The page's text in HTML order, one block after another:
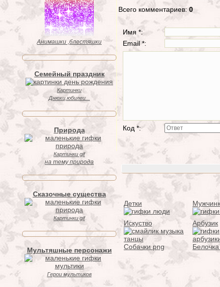
Анимашки ,блестяшки
Семейный праздник
Картинки
Днюхи,юбилеи...
Природа
Картинки gif
на тему природа
Сказочные существа
Картинки gif
Мультяшные персонажи
Герои мультиков
Всего комментариев:0
Имя *:
Email *:
Код *:
Детки
Искуство Арбузик
Собачки png